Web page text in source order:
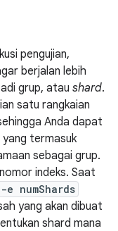
pengujian,
berjalan lebih
grup, atau shard.
satu rangkaian
Anda dapat
yang termasuk
sebagai grup.
indeks. Saat
-e numShards
yang akan dibuat
shard mana